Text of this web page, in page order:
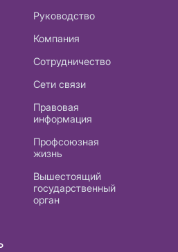
Руководство
Компания
Сотрудничество
Сети связи
Правовая
информация
Профсоюзная
жизнь
Вышестоящий
государственный
орган